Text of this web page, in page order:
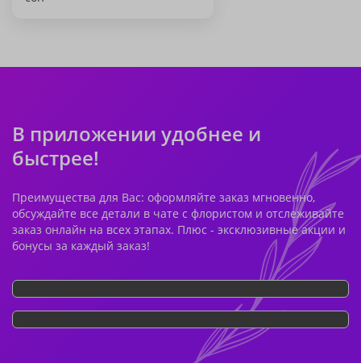
В приложении удобнее и
быстрее!
Преимущества для Вас: оформляйте заказ мгновенно,
обсуждайте все детали в чате с флористом и отслеживайте
заказ онлайн на всех этапах. Плюс - эксклюзивные акции и
бонусы за каждый заказ!